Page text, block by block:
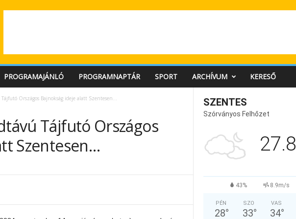
PROGRAMAJÁNLÓ PROGRAMNAPTÁR SPORT ARCHÍVUM KERESŐ
Országos Bajnokság ideje alatt Szentesen…
Tájfutó Országos
Szentesen…
SZENTES
Szórványos Felhőzet
27.8
43% 8.9m/s
PÉN
28°
SZO
33°
VAS
34°